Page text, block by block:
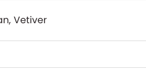
Vetiver